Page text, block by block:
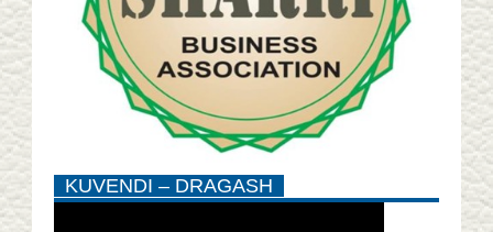
KUVENDI – DRAGASH